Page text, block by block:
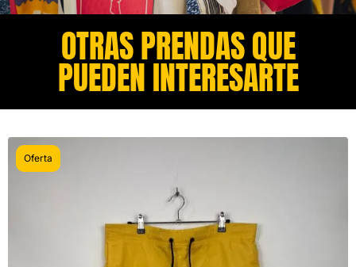
OTRAS PRENDAS QUE
PUEDEN INTERESARTE​
Oferta